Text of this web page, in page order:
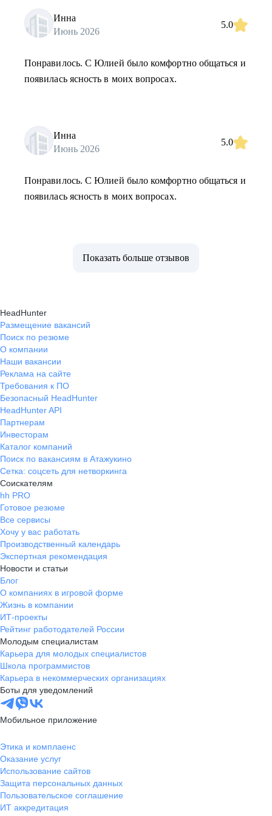
Инна
Июнь 2026
5.0
Понравилось. С Юлией было комфортно общаться и
появилась ясность в моих вопросах.
Инна
Июнь 2026
5.0
Понравилось. С Юлией было комфортно общаться и
появилась ясность в моих вопросах.
Показать больше отзывов
HeadHunter
Размещение вакансий
Поиск по резюме
О компании
Наши вакансии
Реклама на сайте
Требования к ПО
Безопасный HeadHunter
HeadHunter API
Партнерам
Инвесторам
Каталог компаний
Поиск по вакансиям в Атажукино
Сетка: соцсеть для нетворкинга
Соискателям
hh PRO
Готовое резюме
Все сервисы
Хочу у вас работать
Производственный календарь
Экспертная рекомендация
Новости и статьи
Блог
О компаниях в игровой форме
Жизнь в компании
ИТ-проекты
Рейтинг работодателей России
Молодым специалистам
Карьера для молодых специалистов
Школа программистов
Карьера в некоммерческих организациях
Боты для уведомлений
Мобильное приложение
Этика и комплаенс
Оказание услуг
Использование сайтов
Защита персональных данных
Пользовательское соглашение
ИТ аккредитация